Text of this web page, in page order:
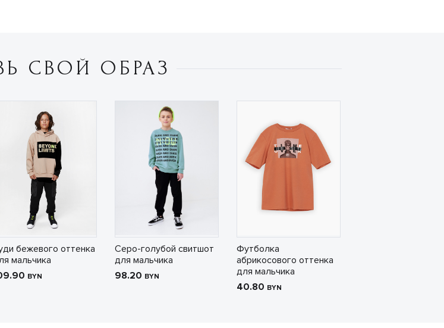
СВОЙ ОБРАЗ
бежевого оттенка
мальчика
BYN
Серо-голубой свитшот
для мальчика
98.20 BYN
Футболка
абрикосового оттенка
для мальчика
40.80 BYN